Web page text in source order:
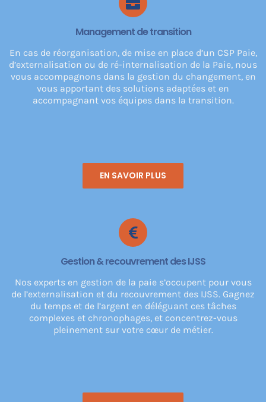
Management de transition
En cas de réorganisation, de mise en place d’un CSP Paie,
d’externalisation ou de ré-internalisation de la Paie, nous
vous accompagnons dans la gestion du changement, en
vous apportant des solutions adaptées et en
accompagnant vos équipes dans la transition.
EN SAVOIR PLUS
Gestion & recouvrement des IJSS
Nos experts en gestion de la paie s’occupent pour vous
de l’externalisation et du recouvrement des IJSS. Gagnez
du temps et de l’argent en déléguant ces tâches
complexes et chronophages, et concentrez-vous
pleinement sur votre cœur de métier.